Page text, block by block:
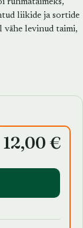
rühmataimeks,
liikide ja sortide
vähe levinud taimi,
ja -põõsad»
botaanik. Ta
ja
Rein Sander
kümmekond
ajakirjades. Ta on
12,00 €